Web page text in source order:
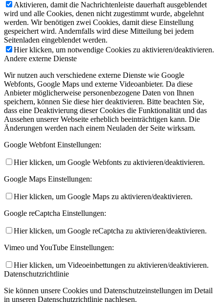
Aktivieren, damit die Nachrichtenleiste dauerhaft ausgeblendet
wird und alle Cookies, denen nicht zugestimmt wurde, abgelehnt
werden. Wir benötigen zwei Cookies, damit diese Einstellung
gespeichert wird. Andernfalls wird diese Mitteilung bei jedem
Seitenladen eingeblendet werden.
Hier klicken, um notwendige Cookies zu aktivieren/deaktivieren.
Andere externe Dienste
Wir nutzen auch verschiedene externe Dienste wie Google
Webfonts, Google Maps und externe Videoanbieter. Da diese
Anbieter möglicherweise personenbezogene Daten von Ihnen
speichern, können Sie diese hier deaktivieren. Bitte beachten Sie,
dass eine Deaktivierung dieser Cookies die Funktionalität und das
Aussehen unserer Webseite erheblich beeinträchtigen kann. Die
Änderungen werden nach einem Neuladen der Seite wirksam.
Google Webfont Einstellungen:
Hier klicken, um Google Webfonts zu aktivieren/deaktivieren.
Google Maps Einstellungen:
Hier klicken, um Google Maps zu aktivieren/deaktivieren.
Google reCaptcha Einstellungen:
Hier klicken, um Google reCaptcha zu aktivieren/deaktivieren.
Vimeo und YouTube Einstellungen:
Hier klicken, um Videoeinbettungen zu aktivieren/deaktivieren.
Datenschutzrichtlinie
Sie können unsere Cookies und Datenschutzeinstellungen im Detail
in unseren Datenschutzrichtlinie nachlesen.